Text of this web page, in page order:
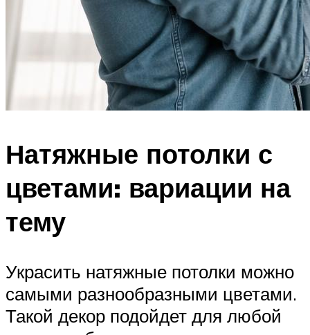
Натяжные потолки с
цветами: вариации на
тему
Украсить натяжные потолки можно
самыми разнообразными цветами.
Такой декор подойдет для любой